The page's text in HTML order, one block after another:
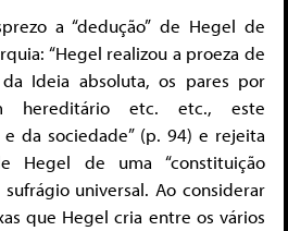
a “dedução” de Hegel de
“Hegel realizou a proeza de
Ideia absoluta, os pares por
hereditário etc. etc., este
da sociedade” (p. 94) e rejeita
Hegel de uma “constituição
sufrágio universal. Ao considerar
que Hegel cria entre os vários